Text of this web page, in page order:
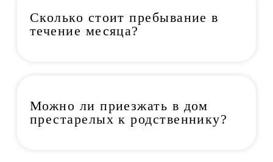
Сколько стоит пребывание в
течение месяца?
Можно ли приезжать в дом
престарелых к родственнику?